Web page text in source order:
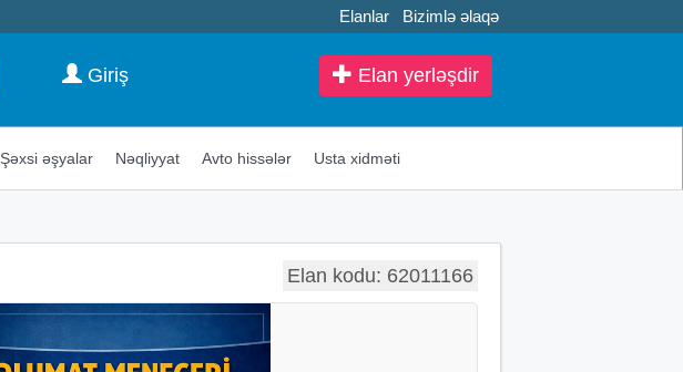
Elanlar Bizimlə əlaqə
Elan yerləşdir
Giriş
Şəxsi əşyalar Nəqliyyat Avto hissələr Usta xidməti
Elan kodu: 62011166